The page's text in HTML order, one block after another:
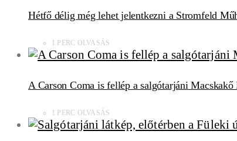
Hétfő délig még lehet jelentkezni a Stromfeld
1 PERC OLVASÁS
A Carson Coma is fellép a salgótarjáni Macskakő
1 PERC OLVASÁS